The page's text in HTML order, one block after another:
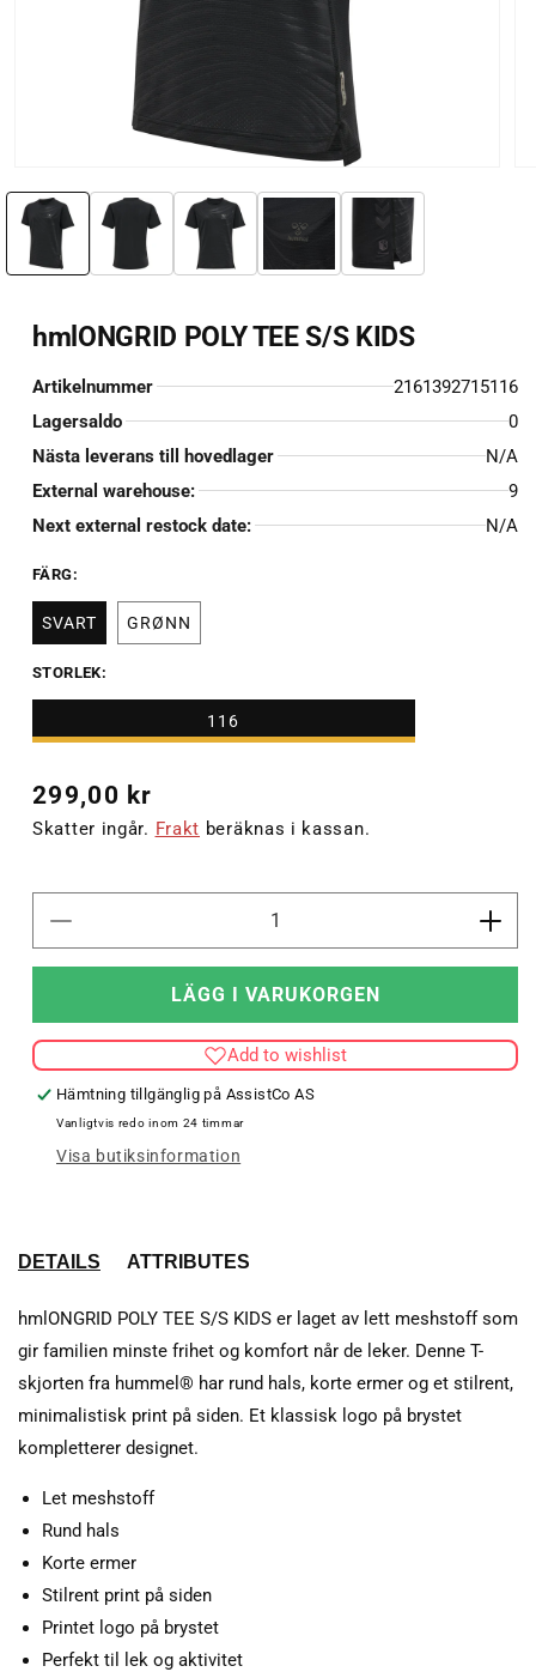
mediet
modalfönster
hmlONGRID POLY TEE S/S KIDS
Artikelnummer
2161392715116
Lagersaldo
0
Nästa leverans till hovedlager
N/A
External warehouse:
9
Next external restock date:
N/A
FÄRG:
SVART GRØNN
STORLEK:
116
Ordinarie
pris
299,00 kr
Skatter ingår. Frakt beräknas i kassan.
kvantitet
hmlONGRID
S/S
KIDS
Öka
TEE
LÄGG I VARUKORGEN
Add to wishlist
Hämtning tillgänglig på AssistCo AS
Vanligtvis redo inom 24 timmar
Visa butiksinformation
DETAILS ATTRIBUTES
hmlONGRID POLY TEE S/S KIDS er laget av lett meshstoff som
gir familien minste frihet og komfort når de leker. Denne T-
skjorten fra hummel® har rund hals, korte ermer og et stilrent,
minimalistisk print på siden. Et klassisk logo på brystet
kompletterer designet.
Let meshstoff
Rund hals
Korte ermer
Stilrent print på siden
Printet logo på brystet
Perfekt til lek og aktivitet